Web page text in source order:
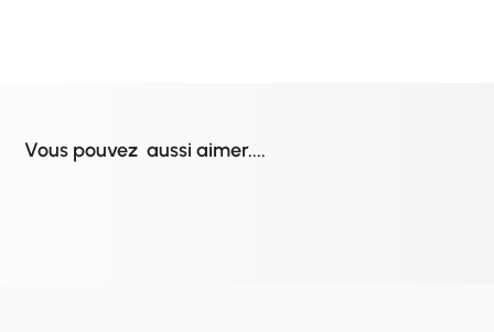
Vous pouvez aussi aimer....